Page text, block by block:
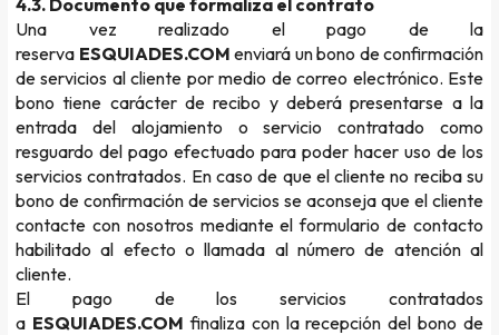
4.3. Documento que formaliza el contrato
Una vez realizado el pago de la
reserva ESQUIADES.COM enviará un bono de confirmación
de servicios al cliente por medio de correo electrónico. Este
bono tiene carácter de recibo y deberá presentarse a la
entrada del alojamiento o servicio contratado como
resguardo del pago efectuado para poder hacer uso de los
servicios contratados. En caso de que el cliente no reciba su
bono de confirmación de servicios se aconseja que el cliente
contacte con nosotros mediante el formulario de contacto
habilitado al efecto o llamada al número de atención al
cliente.
El pago de los servicios contratados
a ESQUIADES.COM finaliza con la recepción del bono de